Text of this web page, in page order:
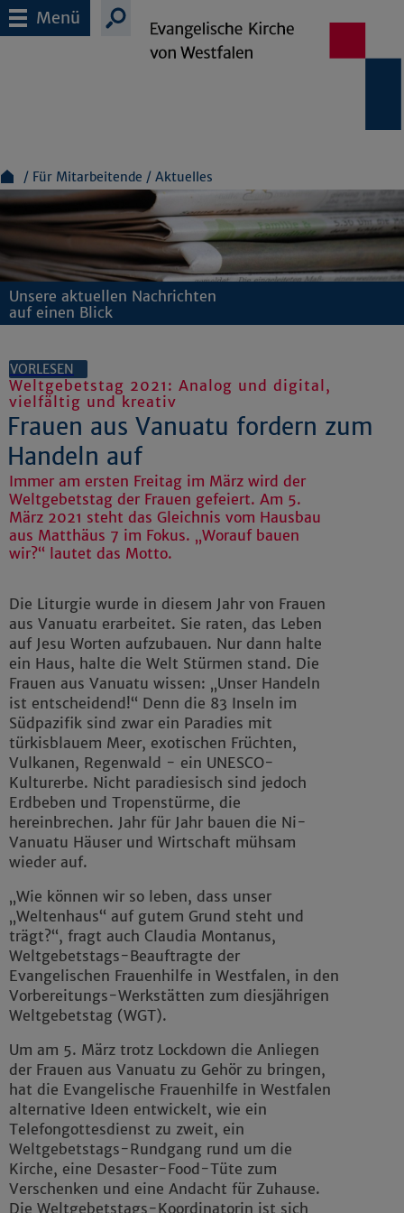
Menü
Für Mitarbeitende Aktuelles
Unsere aktuellen Nachrichten
auf einen Blick
VORLESEN
Weltgebetstag 2021: Analog und digital,
vielfältig und kreativ
Frauen aus Vanuatu fordern zum
Handeln auf
Immer am ersten Freitag im März wird der
Weltgebetstag der Frauen gefeiert. Am 5.
März 2021 steht das Gleichnis vom Hausbau
aus Matthäus 7 im Fokus. „Worauf bauen
wir?“ lautet das Motto.
Die Liturgie wurde in diesem Jahr von Frauen
aus Vanuatu erarbeitet. Sie raten, das Leben
auf Jesu Worten aufzubauen. Nur dann halte
ein Haus, halte die Welt Stürmen stand. Die
Frauen aus Vanuatu wissen: „Unser Handeln
ist entscheidend!“ Denn die 83 Inseln im
Südpazifik sind zwar ein Paradies mit
türkisblauem Meer, exotischen Früchten,
Vulkanen, Regenwald - ein UNESCO-
Kulturerbe. Nicht paradiesisch sind jedoch
Erdbeben und Tropenstürme, die
hereinbrechen. Jahr für Jahr bauen die Ni-
Vanuatu Häuser und Wirtschaft mühsam
wieder auf.
„Wie können wir so leben, dass unser
„Weltenhaus“ auf gutem Grund steht und
trägt?“, fragt auch Claudia Montanus,
Weltgebetstags-Beauftragte der
Evangelischen Frauenhilfe in Westfalen, in den
Vorbereitungs-Werkstätten zum diesjährigen
Weltgebetstag (WGT).
Um am 5. März trotz Lockdown die Anliegen
der Frauen aus Vanuatu zu Gehör zu bringen,
hat die Evangelische Frauenhilfe in Westfalen
alternative Ideen entwickelt, wie ein
Telefongottesdienst zu zweit, ein
Weltgebetstags-Rundgang rund um die
Kirche, eine Desaster-Food-Tüte zum
Verschenken und eine Andacht für Zuhause.
Die Weltgebetstags-Koordinatorin ist sich